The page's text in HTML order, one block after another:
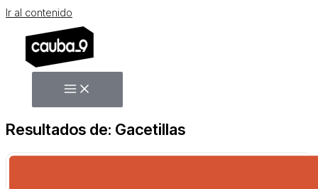
Ir al contenido
Resultados de: Gacetillas